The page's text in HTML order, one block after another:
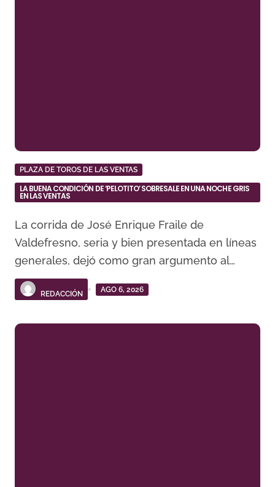
PLAZA DE TOROS DE LAS VENTAS
LA BUENA CONDICIÓN DE ‘PELOTITO’ SOBRESALE EN UNA NOCHE GRIS
EN LAS VENTAS
La corrida de José Enrique Fraile de
Valdefresno, seria y bien presentada en líneas
generales, dejó como gran argumento al…
REDACCIÓN
AGO 6, 2026